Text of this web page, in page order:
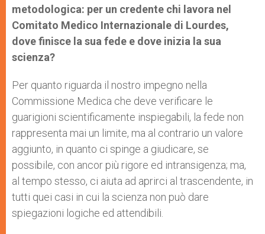
metodologica: per un credente chi lavora nel
Comitato Medico Internazionale di Lourdes,
dove finisce la sua fede e dove inizia la sua
scienza?
Per quanto riguarda il nostro impegno nella
Commissione Medica che deve verificare le
guarigioni scientificamente inspiegabili, la fede non
rappresenta mai un limite, ma al contrario un valore
aggiunto, in quanto ci spinge a giudicare, se
possibile, con ancor più rigore ed intransigenza; ma,
al tempo stesso, ci aiuta ad aprirci al trascendente, in
tutti quei casi in cui la scienza non può dare
spiegazioni logiche ed attendibili.